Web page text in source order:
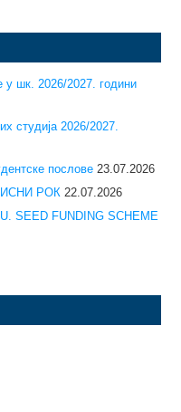
у шк. 2026/2027. години
студија 2026/2027.
послове 23.07.2026
РОК 22.07.2026
SEED FUNDING SCHEME